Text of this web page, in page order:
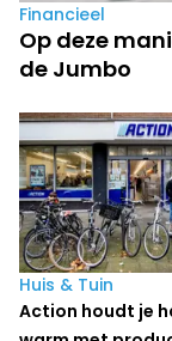
Financieel
Op deze
de Jumbo
Huis & Tuin
Action houdt je